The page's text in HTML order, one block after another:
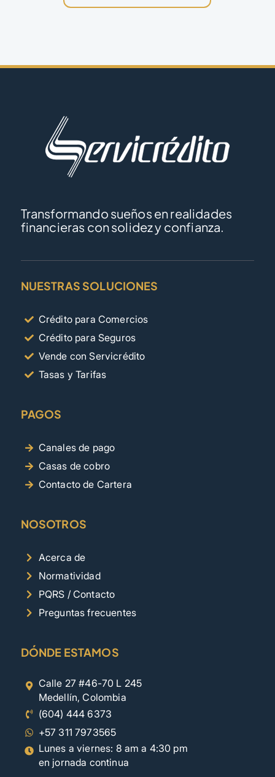
Transformando sueños en realidades
financieras con solidez y confianza.
NUESTRAS SOLUCIONES
Crédito para Comercios
Crédito para Seguros
Vende con Servicrédito
Tasas y Tarifas
PAGOS
Canales de pago
Casas de cobro
Contacto de Cartera
NOSOTROS
Acerca de
Normatividad
PQRS / Contacto
Preguntas frecuentes
DÓNDE ESTAMOS
Calle 27 #46-70 L 245
Medellín, Colombia
(604) 444 6373
+57 311 7973565
Lunes a viernes: 8 am a 4:30 pm
en jornada continua